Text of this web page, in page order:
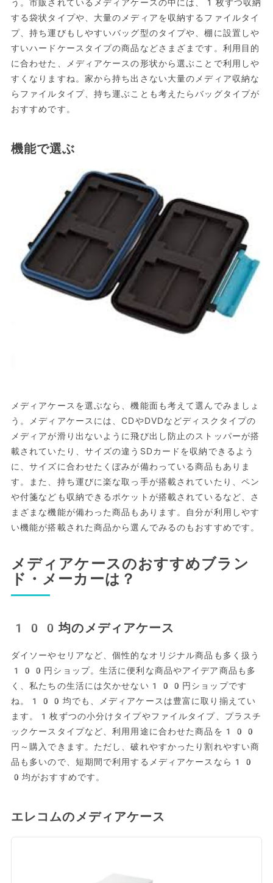
う。市販されているメディアケースの中には、1枚ずつ収納
する袋状タイプや、大量のメディアを収納するファイルタイ
プ、持ち運びもしやすいバッグ型のタイプや、棚に設置しや
すいハードケースタイプの商品などさまざまです。利用目的
に合わせた、メディアケースの形状から選ぶことで利用しや
すくなりますね。家から持ち出さない大量のメディア収納な
らファイルタイプ、持ち運ぶことも考えたらバッグタイプが
おすすめです。
機能で選ぶ
メディアケースを選ぶなら、機能面も考えて選んでみましょ
う。メディアケースには、CDやDVDなどディスクタイプの
メディアが滑り出ないように飛び出し防止のストッパーが搭
載されていたり、サイズの違うSDカードを収納できるよう
に、サイズに合わせたくぼみが備わっている商品もありま
す。また、持ち運びに楽な取っ手が搭載されていたり、ペン
や付箋なども収納できるポケットが搭載されているなど、さ
まざまな機能が備わった商品もあります。自分が利用しやす
い機能が搭載された商品から選んでみるのもおすすめです。
メディアケースのおすすめブラン
ド・メーカーは？
100均のメディアケース
ダイソーやセリアなど、個性的なオリジナル商品も多く扱う
100円ショップ。生活に便利な商品やアイデア商品も多
く、私たちの生活には欠かせない100円ショップです
ね。100均でも、メディアケースは豊富に取り揃えてい
ます。1枚ずつの小分けタイプやファイルタイプ、プラスチ
ックケースタイプなど、利用用途に合わせた商品を100
円～購入できます。ただし、破れやすかったり割れやすい商
品も多いので、短期間で利用するメディアケースなら10
0均がおすすめです。
エレコムのメディアケース